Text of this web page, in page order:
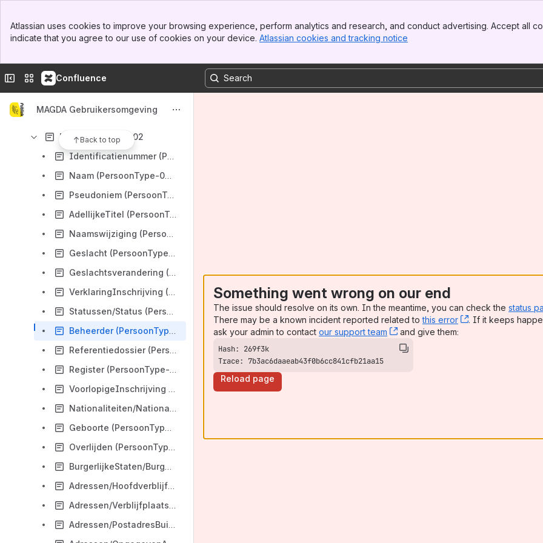
Top Bar
Sidebar
Atlassian uses cookies to improve your browsing experience, perform analytics and research, and conduct advertising. Accept all
indicate that you agree to our use of cookies on your device. Atlassian cookies and tracking notice
Collapse sidebar
Switch sites or apps
Confluence
MAGDA Gebruikersomgeving
Back to top
Persoon.PubliceerMutatieGezinssamenstelling-02.02
Persoon.PubliceerMutatiePersoon-02.02
PersoonType-02.02
Identificatienummer (Persoon-02.02)
Naam (PersoonType-02.02)
Pseudoniem (PersoonType-02.02)
AdellijkeTitel (PersoonType-02.02)
Naamswijziging (PersoonType-02.02)
Geslacht (PersoonType-02.02)
Geslachtsverandering (PersoonType-02.02)
VerklaringInschrijving (PersoonType-02.02)
Statussen/Status (PersoonType-02.02)
Beheerder (PersoonType-02.02)
Referentiedossier (PersoonType-02.02)
Register (PersoonType-02.02)
VoorlopigeInschrijving (PersoonType-02.02)
Nationaliteiten/Nationaliteit (PersoonType-02.02)
Geboorte (PersoonType-02.02)
Overlijden (PersoonType-02.02)
BurgerlijkeStaten/BurgerlijkeStaat (PersoonType-02.02)
Adressen/Hoofdverblijfplaats (PersoonType-02.02)
Adressen/VerblijfplaatsBuitenland (PersoonType-02.02)
Adressen/PostadresBuitenland (PersoonType-02.02)
Something went wrong on our end
The issue should resolve on its own. In the meantime, you can check the status
There may be a known incident reported related tothis error , (opens new
. If it keeps
ask your admin to contact our support team , (opens new window)
and give them:
Trace: 7b3ac6daaeab43f0b6cc841cfb21aa15
Reload page